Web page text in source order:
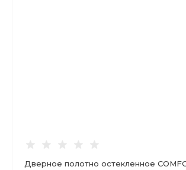
Дверное полотно остекленное